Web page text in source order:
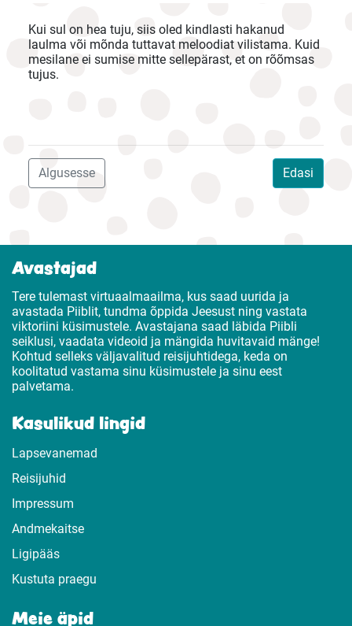
Kui sul on hea tuju, siis oled kindlasti hakanud
laulma või mõnda tuttavat meloodiat vilistama. Kuid
mesilane ei sumise mitte sellepärast, et on rõõmsas
tujus.
Edasi
Algusesse
Avastajad
Tere tulemast virtuaalmaailma, kus saad uurida ja
avastada Piiblit, tundma õppida Jeesust ning vastata
viktoriini küsimustele. Avastajana saad läbida Piibli
seiklusi, vaadata videoid ja mängida huvitavaid mänge!
Kohtud selleks väljavalitud reisijuhtidega, keda on
koolitatud vastama sinu küsimustele ja sinu eest
palvetama.
Kasulikud lingid
Lapsevanemad
Reisijuhid
Impressum
Andmekaitse
Ligipääs
Kustuta praegu
Meie äpid